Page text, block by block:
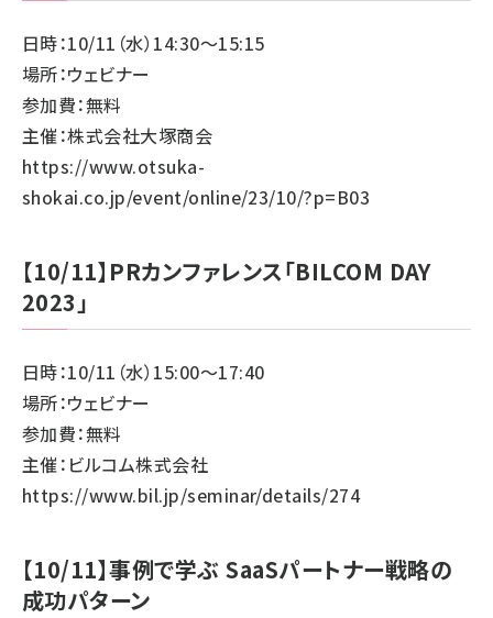
日時：10/11（水）14:30～15:15
場所：ウェビナー
参加費：無料
主催：株式会社大塚商会
https://www.otsuka-
shokai.co.jp/event/online/23/10/?p=B03
【10/11】PRカンファレンス「BILCOM DAY
2023」
日時：10/11（水）15:00～17:40
場所：ウェビナー
参加費：無料
主催：ビルコム株式会社
https://www.bil.jp/seminar/details/274
【10/11】事例で学ぶ SaaSパートナー戦略の
成功パターン